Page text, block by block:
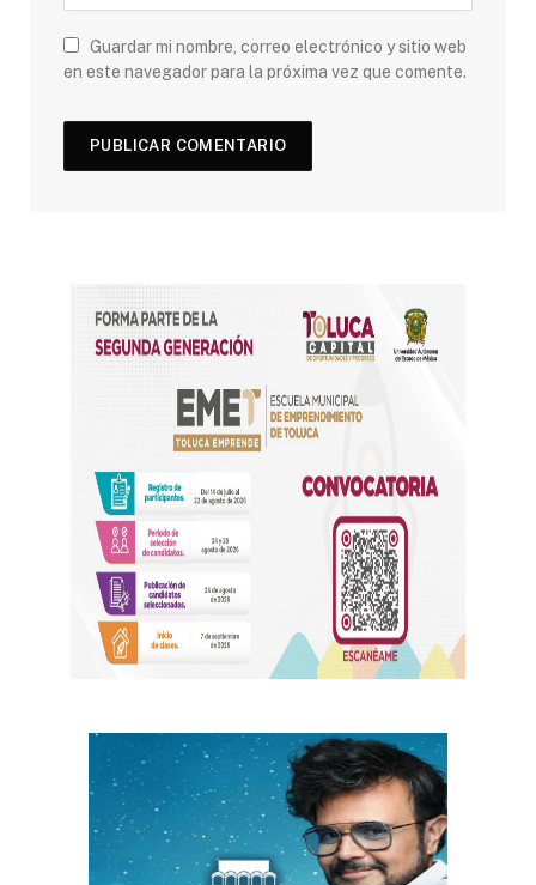
Guardar mi nombre, correo electrónico y sitio web
en este navegador para la próxima vez que comente.